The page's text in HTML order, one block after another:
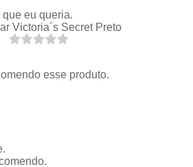
eu queria.
Victoria´s Secret Preto
esse produto.